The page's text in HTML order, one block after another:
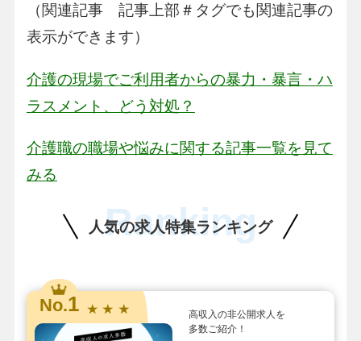
（関連記事 記事上部＃タグでも関連記事の
表示ができます）
介護の現場でご利用者からの暴力・暴言・ハ
ラスメント、どう対処？
介護職の職場や悩みに関する記事一覧を見て
みる
人気の求人特集ランキング
Ranking
No.1 ★ ★ ★
高収入の非公開求人を
多数ご紹介！